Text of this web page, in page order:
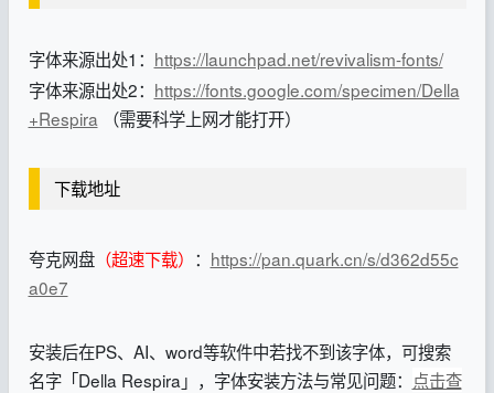
字体来源出处1： https://launchpad.net/revivalism-fonts/
字体来源出处2： https://fonts.google.com/specimen/Della
+Respira （需要科学上网才能打开）
下载地址
夸克网盘（超速下载） ： https://pan.quark.cn/s/d362d55c
a0e7
安装后在PS、AI、word等软件中若找不到该字体，可搜索
名字「Della Respira」，字体安装方法与常见问题： 点击查